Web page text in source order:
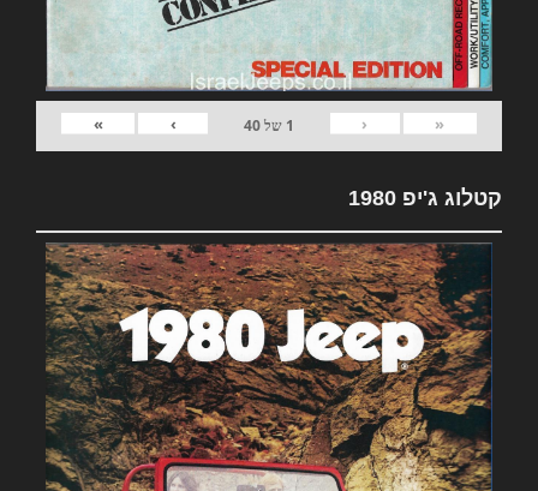
«
‹
1 של40
›
»
קטלוג ג'יפ 1980